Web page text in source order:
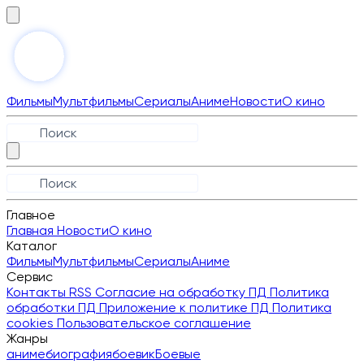
ФильмыМультфильмыСериалыАнимеНовостиО кино
Главное
Главная НовостиО кино
Каталог
ФильмыМультфильмыСериалыАниме
Сервис
Контакты RSS Согласие на обработку ПД Политика
обработки ПД Приложение к политике ПД Политика
cookies Пользовательское соглашение
Жанры
анимебиографиябоевикБоевые